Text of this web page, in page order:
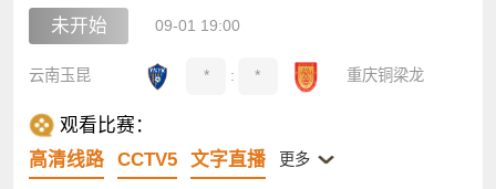
未开始 09-01 19:00
云南玉昆 * : * 重庆铜梁龙
观看比赛：
高清线路
CCTV5 文字直播 更多